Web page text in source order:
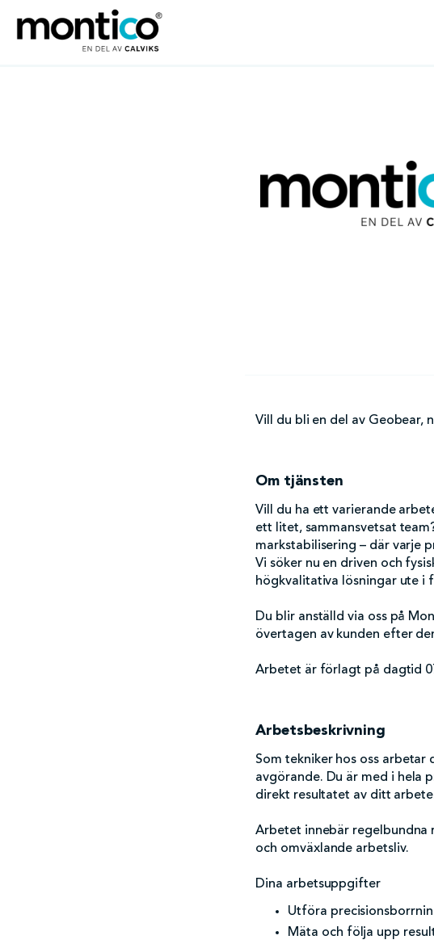
Vill du bli en del av Geobear,
Om tjänsten
Vill du ha ett varierande
ett litet, sammansvetsat
markstabilisering – där varje
Vi söker nu en driven och
högkvalitativa lösningar ute i
Du blir anställd via oss på
övertagen av kunden efter
Arbetet är förlagt på dagtid
Arbetsbeskrivning
Som tekniker hos oss arbetar
avgörande. Du är med i hela
direkt resultatet av ditt
Arbetet innebär regelbundna
och omväxlande arbetsliv.
Dina arbetsuppgifter
Utföra
Mäta och följa upp